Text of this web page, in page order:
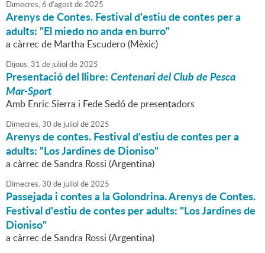
Dimecres,6 d'agostde2025
Arenys de Contes. Festival d'estiu de contes per a
adults: "El miedo no anda en burro"
a càrrec de Martha Escudero (Mèxic)
Dijous,31 de juliol de2025
Presentació del llibre:Centenari del Club de Pesca
Mar-Sport
Amb Enric Sierra i Fede Sedó de presentadors
Dimecres,30 de juliol de2025
Arenys de contes. Festival d'estiu de contes per a
adults: "Los Jardines de Dioniso"
a càrrec de Sandra Rossi (Argentina)
Dimecres,30 de juliol de2025
Passejada i contes a la Golondrina. Arenys de Contes.
Festival d'estiu de contes per adults: "Los Jardines de
Dioniso"
a càrrec de Sandra Rossi (Argentina)